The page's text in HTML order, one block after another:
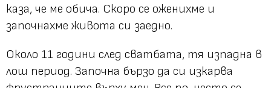
каза, че ме обича. Скоро се оженихме и
започнахме живота си заедно.
Около 11 години след сватбата, тя изпадна в
лош период. Започна бързо да си изкарва